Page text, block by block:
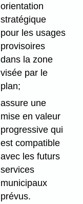
orientation
stratégique
pour les usages
provisoires
dans la zone
visée par le
plan;
assure une
mise en valeur
progressive qui
est compatible
avec les futurs
services
municipaux
prévus.